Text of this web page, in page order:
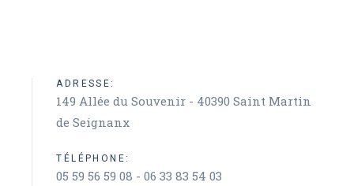
ADRESSE:
149 Allée du Souvenir - 40390 Saint Martin
de Seignanx
TÉLÉPHONE:
05 59 56 59 08 - 06 33 83 54 03